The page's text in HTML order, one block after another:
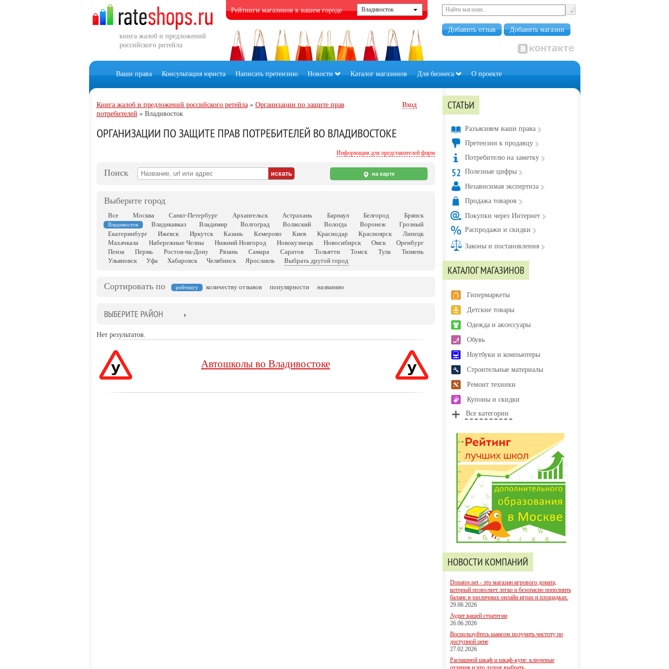
книга жалоб и предложений
российского ритейла
Рейтинги магазинов в вашем городе
Добавить отзыв Добавить магазин
Ваши права Консультация юриста Написать претензию Новости Каталог магазинов Для бизнеса О проекте
Книга жалоб и предложений российского ретейла» Организации по защите прав
потребителей » Владивосток
Вход
ОРГАНИЗАЦИИ ПО ЗАЩИТЕ ПРАВ ПОТРЕБИТЕЛЕЙ ВО ВЛАДИВОСТОКЕ
Информация для представителей фирм
Поиск на карте
Выберите город
Все Москва Санкт-Петербург Архангельск Астрахань Барнаул Белгород Брянск
Владивосток Владикавказ Владимир Волгоград Волжский Вологда Воронеж
Грозный
Екатеринбург
Ижевск Иркутск Казань Кемерово Киев Краснодар Красноярск
Липецк
Махачкала
Набережные Челны Нижний Новгород Новокузнецк Новосибирск Омск
Оренбург
Пенза
Пермь Ростов-на-Дону Рязань Самара Саратов Тольятти Томск Тула
Тюмень
Ульяновск
Уфа Хабаровск Челябинск Ярославль Выбрать другой город
Сортировать по рейтингу количеству отзывов популярности названию
ВЫБЕРИТЕ РАЙОН
Нет результатов.
Автошколы во Владивостоке
СТАТЬИ
Разъясняем ваши права
Претензии к продавцу
Потребителю на заметку
Полезные цифры
Независимая экспертиза
Продажа товаров
Покупки через Интернет
Распродажи и скидки
Законы и постановления
КАТАЛОГ МАГАЗИНОВ
Гипермаркеты
Детские товары
Одежда и аксессуары
Обувь
Ноутбуки и компьютеры
Строительные материалы
Ремонт техники
Купоны и скидки
Все категории
НОВОСТИ КОМПАНИЙ
Donatov.net - это магазин игрового доната,
который позволяет легко и безопасно пополнить
баланс в различных онлайн играх и площадках.
29.06.2026
Аудит вашей стратегии
26.06.2026
Воспользуйтесь шансом получить чистоту по
доступной цене
27.02.2026
Распашной шкаф и шкаф-купе: ключевые
отличия и что лучше выбрать